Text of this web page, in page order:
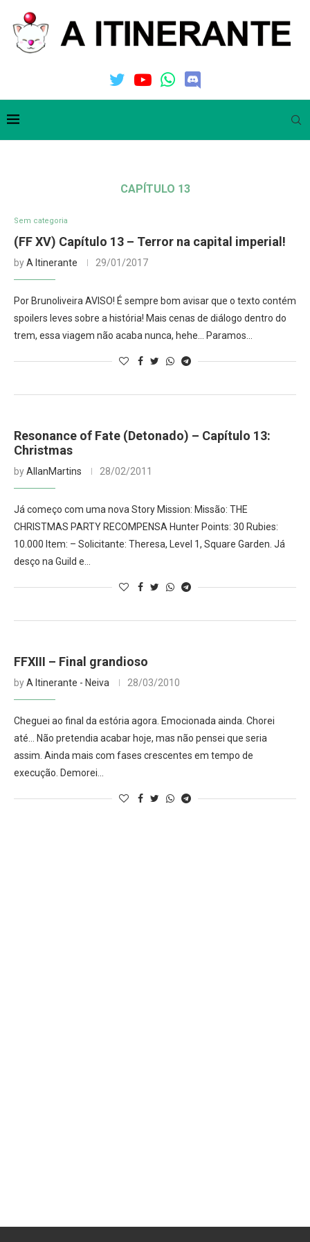
CAPÍTULO 13
Sem categoria
(FF XV) Capítulo 13 – Terror na capital imperial!
byA Itinerante 29/01/2017
Por Brunoliveira AVISO! É sempre bom avisar que o texto contém
spoilers leves sobre a história! Mais cenas de diálogo dentro do
trem, essa viagem não acaba nunca, hehe… Paramos…
Resonance of Fate (Detonado) – Capítulo 13:
Christmas
byAllanMartins 28/02/2011
Já começo com uma nova Story Mission: Missão: THE
CHRISTMAS PARTY RECOMPENSA Hunter Points: 30 Rubies:
10.000 Item: – Solicitante: Theresa, Level 1, Square Garden. Já
desço na Guild e…
FFXIII – Final grandioso
byA Itinerante - Neiva 28/03/2010
Cheguei ao final da estória agora. Emocionada ainda. Chorei
até… Não pretendia acabar hoje, mas não pensei que seria
assim. Ainda mais com fases crescentes em tempo de
execução. Demorei…